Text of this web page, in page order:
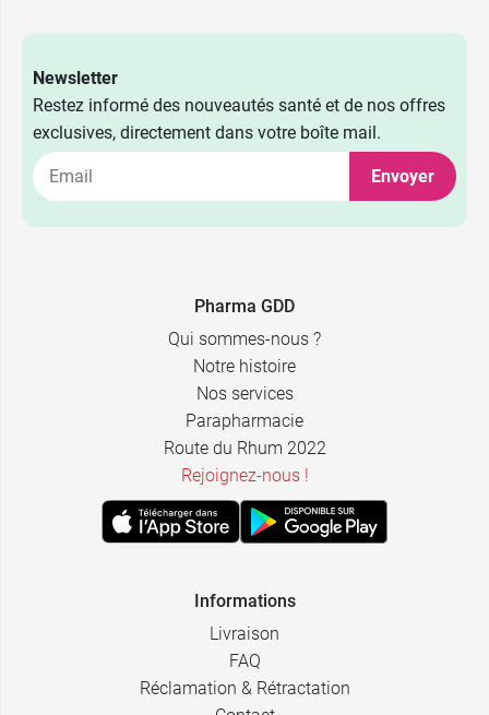
Newsletter
Restez informé des nouveautés santé et de nos offres
exclusives, directement dans votre boîte mail.
Envoyer
Pharma GDD
Qui sommes-nous ?
Notre histoire
Nos services
Parapharmacie
Route du Rhum 2022
Rejoignez-nous !
Informations
Livraison
FAQ
Réclamation & Rétractation